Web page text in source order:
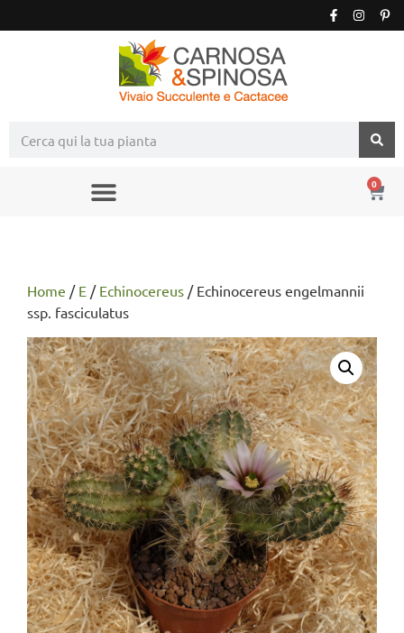
0
Home / E / Echinocereus / Echinocereus engelmannii
ssp. fasciculatus